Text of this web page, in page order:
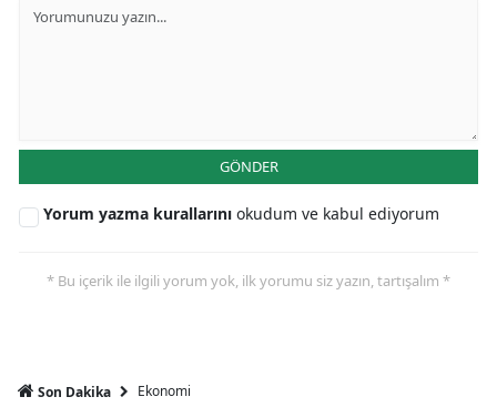
GÖNDER
Yorum yazma kurallarını okudum ve kabul ediyorum
* Bu içerik ile ilgili yorum yok, ilk yorumu siz yazın, tartışalım *
Son Dakika Ekonomi